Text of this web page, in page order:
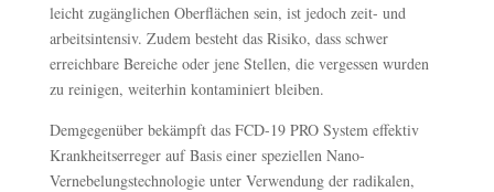
leicht zugänglichen Oberflächen sein, ist jedoch zeit- und
arbeitsintensiv. Zudem besteht das Risiko, dass schwer
erreichbare Bereiche oder jene Stellen, die vergessen wurden
zu reinigen, weiterhin kontaminiert bleiben.
Demgegenüber bekämpft das FCD-19 PRO System effektiv
Krankheitserreger auf Basis einer speziellen Nano-
Vernebelungstechnologie unter Verwendung der radikalen,